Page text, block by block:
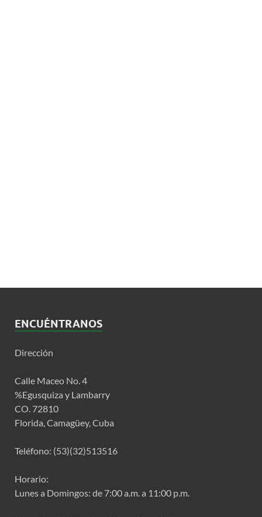
ENCUÉNTRANOS
Dirección
Calle Maceo No. 4
%Egusquiza y Lambarry
CO. 72810
Florida, Camagüey, Cuba
Teléfono: (53)(32)513516
Horario:
Lunes a Domingos: de 7:00 a.m. a 11:00 p.m.